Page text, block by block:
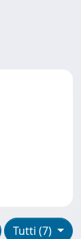
Tutti (7)